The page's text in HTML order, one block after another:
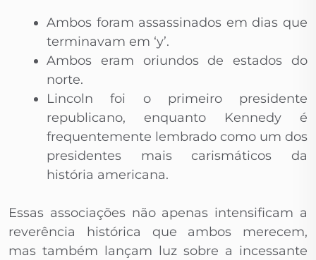
Ambos foram assassinados em dias que
terminavam em ‘y’.
Ambos eram oriundos de estados do
norte.
Lincoln foi o primeiro presidente
republicano, enquanto Kennedy é
frequentemente lembrado como um dos
presidentes mais carismáticos da
história americana.
Essas associações não apenas intensificam a
reverência histórica que ambos merecem,
mas também lançam luz sobre a incessante